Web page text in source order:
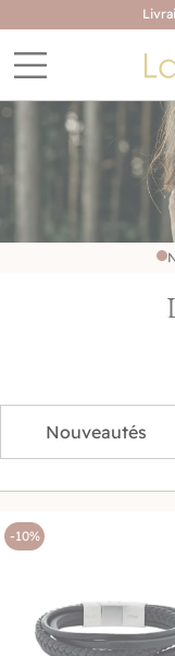
Découvrez une
colliers, bagues
homme et enfant
bijoux à offrir ou
instant avec style.
-10%